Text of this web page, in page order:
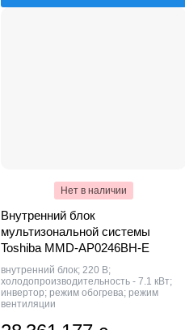
Нет в наличии
Внутренний блок
мультизональной системы
Toshiba MMD-AP0246BH-E
внутренний блок; 220 В;
холодопроизводительность - 7.1 кВт;
инвертор; режим обогрева; режим
вентиляции